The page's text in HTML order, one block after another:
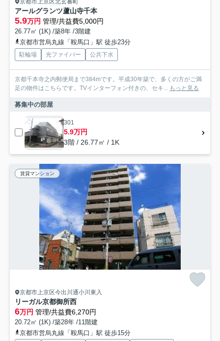
アールグランツ蘆山寺千本
5.9万円 管理/共益費5,000円
26.77㎡ (1K) /築8年 /3階建
京都市営烏丸線「鞍馬口」駅 徒歩23分
駐輪場 光ファイバー 公共下水
京都千本寺之内郵便局まで384mです。平成30年築で、多くの方がご満
足の物件はこちらです。TVインターフォン付きの、セキ...
もっと見る
募集中の部屋
301
5.9万円
3階 / 26.77㎡ / 1K
賃貸マンション
京都市上京区今出川通小川東入
リーガル京都御所西
6万円 管理/共益費6,270円
20.72㎡ (1K) /築28年 /11階建
京都市営烏丸線「鞍馬口」駅 徒歩15分